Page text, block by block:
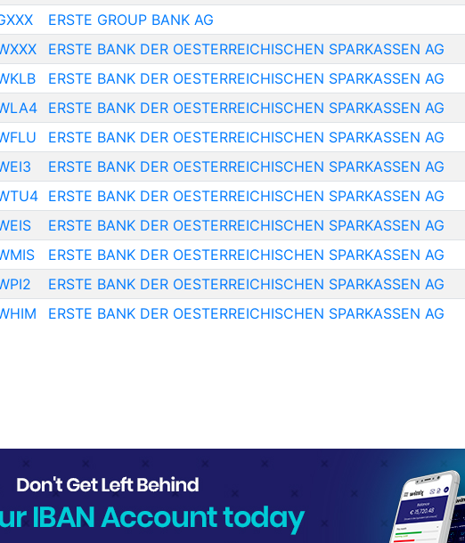
ERSTE GROUP BANK AG
ERSTE BANK DER OESTERREICHISCHEN SPARKASSEN AG
ERSTE BANK DER OESTERREICHISCHEN SPARKASSEN AG
ERSTE BANK DER OESTERREICHISCHEN SPARKASSEN AG
ERSTE BANK DER OESTERREICHISCHEN SPARKASSEN AG
ERSTE BANK DER OESTERREICHISCHEN SPARKASSEN AG
ERSTE BANK DER OESTERREICHISCHEN SPARKASSEN AG
ERSTE BANK DER OESTERREICHISCHEN SPARKASSEN AG
ERSTE BANK DER OESTERREICHISCHEN SPARKASSEN AG
ERSTE BANK DER OESTERREICHISCHEN SPARKASSEN AG
ERSTE BANK DER OESTERREICHISCHEN SPARKASSEN AG